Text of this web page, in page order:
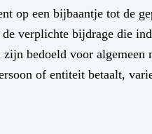
op een bijbaantje tot de
verplichte bijdrage die
bedoeld voor
of entiteit betaalt,